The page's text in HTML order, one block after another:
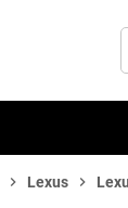
chevron_right Lexus chevron_right